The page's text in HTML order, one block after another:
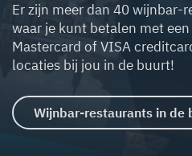
Er zijn meer dan 40 wijnbar-
waar je kunt betalen met
Mastercard of VISA
locaties bij jou in de buurt!
Wijnbar-restaurants in de
at te
Zw
olle?
doen in